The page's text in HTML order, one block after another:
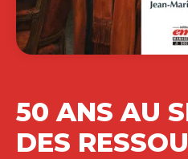
50 ANS AU
DES